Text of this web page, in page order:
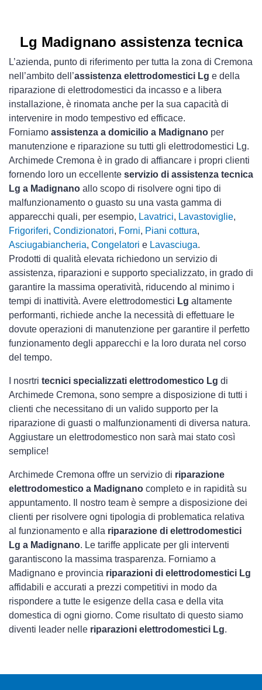
Lg Madignano assistenza tecnica
L’azienda, punto di riferimento per tutta la zona di Cremona
nell’ambito dell’assistenza elettrodomestici Lg e della
riparazione di elettrodomestici da incasso e a libera
installazione, è rinomata anche per la sua capacità di
intervenire in modo tempestivo ed efficace.
Forniamo assistenza a domicilio a Madignano per
manutenzione e riparazione su tutti gli elettrodomestici Lg.
Archimede Cremona è in grado di affiancare i propri clienti
fornendo loro un eccellente servizio di assistenza tecnica
Lg a Madignano allo scopo di risolvere ogni tipo di
malfunzionamento o guasto su una vasta gamma di
apparecchi quali, per esempio, Lavatrici, Lavastoviglie,
Frigoriferi, Condizionatori, Forni, Piani cottura,
Asciugabiancheria, Congelatori e Lavasciuga.
Prodotti di qualità elevata richiedono un servizio di
assistenza, riparazioni e supporto specializzato, in grado di
garantire la massima operatività, riducendo al minimo i
tempi di inattività. Avere elettrodomestici Lg altamente
performanti, richiede anche la necessità di effettuare le
dovute operazioni di manutenzione per garantire il perfetto
funzionamento degli apparecchi e la loro durata nel corso
del tempo.
I nosrtri tecnici specializzati elettrodomestico Lg di
Archimede Cremona, sono sempre a disposizione di tutti i
clienti che necessitano di un valido supporto per la
riparazione di guasti o malfunzionamenti di diversa natura.
Aggiustare un elettrodomestico non sarà mai stato così
semplice!
Archimede Cremona offre un servizio di riparazione
elettrodomestico a Madignano completo e in rapidità su
appuntamento. Il nostro team è sempre a disposizione dei
clienti per risolvere ogni tipologia di problematica relativa
al funzionamento e alla riparazione di elettrodomestici
Lg a Madignano. Le tariffe applicate per gli interventi
garantiscono la massima trasparenza. Forniamo a
Madignano e provincia riparazioni di elettrodomestici Lg
affidabili e accurati a prezzi competitivi in modo da
rispondere a tutte le esigenze della casa e della vita
domestica di ogni giorno. Come risultato di questo siamo
diventi leader nelle riparazioni elettrodomestici Lg.